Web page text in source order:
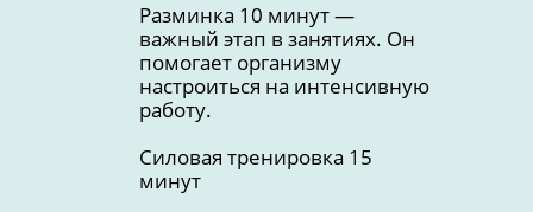
Разминка 10 минут —
важный этап в занятиях. Он
помогает организму
настроиться на интенсивную
работу.
Силовая тренировка 15
минут